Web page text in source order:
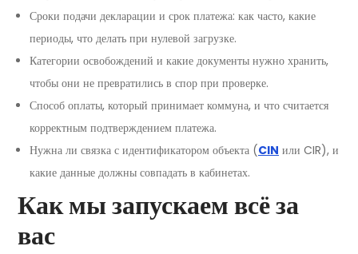
Сроки подачи декларации и срок платежа: как часто, какие
периоды, что делать при нулевой загрузке.
Категории освобождений и какие документы нужно хранить,
чтобы они не превратились в спор при проверке.
Способ оплаты, который принимает коммуна, и что считается
корректным подтверждением платежа.
Нужна ли связка с идентификатором объекта (CIN или CIR), и
какие данные должны совпадать в кабинетах.
Как мы запускаем всё за
вас